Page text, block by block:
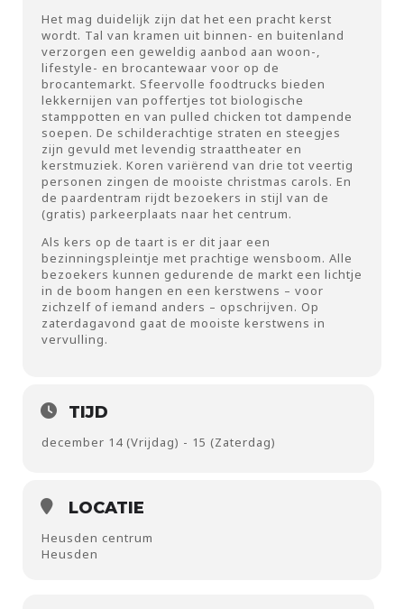
Het mag duidelijk zijn dat het een pracht kerst
wordt. Tal van kramen uit binnen- en buitenland
verzorgen een geweldig aanbod aan woon-,
lifestyle- en brocantewaar voor op de
brocantemarkt. Sfeervolle foodtrucks bieden
lekkernijen van poffertjes tot biologische
stamppotten en van pulled chicken tot dampende
soepen. De schilderachtige straten en steegjes
zijn gevuld met levendig straattheater en
kerstmuziek. Koren variërend van drie tot veertig
personen zingen de mooiste christmas carols. En
de paardentram rijdt bezoekers in stijl van de
(gratis) parkeerplaats naar het centrum.
Als kers op de taart is er dit jaar een
bezinningspleintje met prachtige wensboom. Alle
bezoekers kunnen gedurende de markt een lichtje
in de boom hangen en een kerstwens – voor
zichzelf of iemand anders – opschrijven. Op
zaterdagavond gaat de mooiste kerstwens in
vervulling.
TIJD
december 14 (Vrijdag) - 15 (Zaterdag)
LOCATIE
Heusden centrum
Heusden